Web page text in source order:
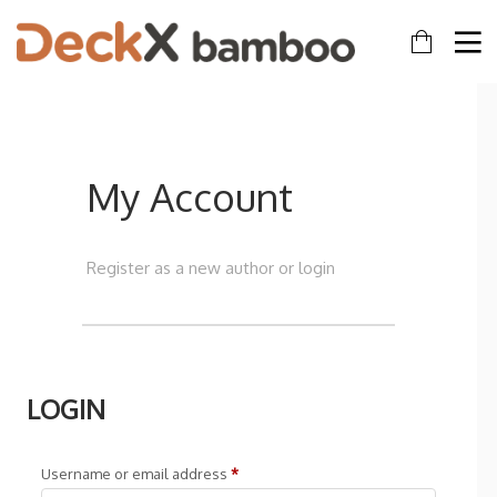
My Account
Register as a new author or login
LOGIN
Username or email address *